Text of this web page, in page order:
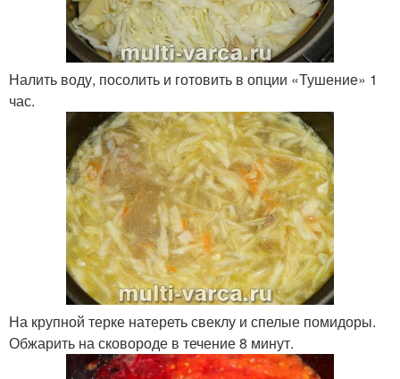
Налить воду, посолить и готовить в опции «Тушение» 1
час.
На крупной терке натереть свеклу и спелые помидоры.
Обжарить на сковороде в течение 8 минут.